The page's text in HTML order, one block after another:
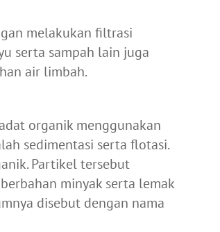
melakukan filtrasi
serta sampah lain juga
air limbah.
organik menggunakan
sedimentasi serta flotasi.
Partikel tersebut
minyak serta lemak
disebut dengan nama